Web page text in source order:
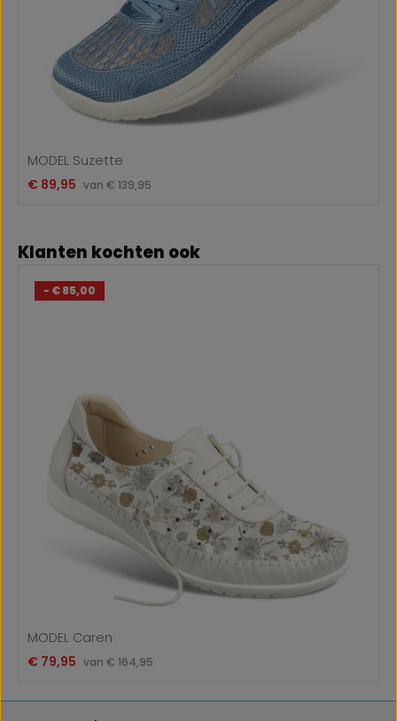
MODEL Suzette
Verkoopprijs:
€ 89,95 vanNormale prijs:
€ 139,95
Productgalerij overslaan
Klanten kochten ook
- € 85,00
MODEL Caren
Verkoopprijs:
€ 79,95 vanNormale prijs:
€ 164,95